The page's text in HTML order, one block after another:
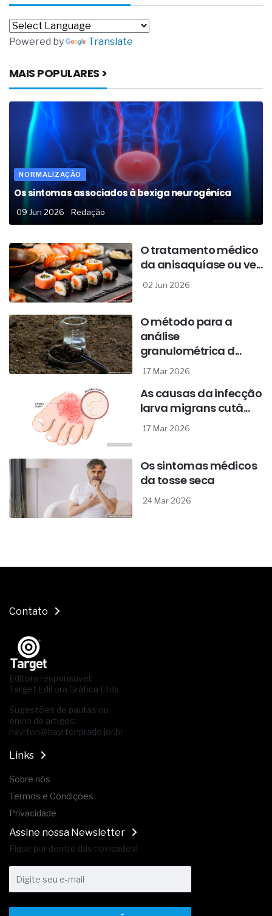
Powered by Translate
MAIS POPULARES >
NORMALIZAÇÃO
Os sintomas associados à bexiga neurogênica
09 Jun 2026 Redação
O tratamento médico
da anisaquíase ou ve...
02 Jun 2026
O método para a
análise
granulométrica d...
17 Mar 2026
As causas da infecção
larva migrans cutâ...
17 Mar 2026
Os sintomas médicos
da tosse seca
24 Mar 2026
Contato
Editora responsável:
Target Editora Gráfica Ltda.
Sugestões de pautas ou
envio de artigos:
hayrton@hayrtonprado.jor.br
Links
Sobre nós
Termos e Condições
Privacidade
Assine nossa Newsletter
Fique por dentro das novidades!